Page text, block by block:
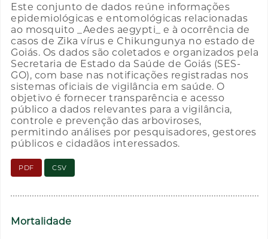
Este conjunto de dados reúne informações
epidemiológicas e entomológicas relacionadas
ao mosquito _Aedes aegypti_ e à ocorrência de
casos de Zika vírus e Chikungunya no estado de
Goiás. Os dados são coletados e organizados pela
Secretaria de Estado da Saúde de Goiás (SES-
GO), com base nas notificações registradas nos
sistemas oficiais de vigilância em saúde. O
objetivo é fornecer transparência e acesso
público a dados relevantes para a vigilância,
controle e prevenção das arboviroses,
permitindo análises por pesquisadores, gestores
públicos e cidadãos interessados.
PDF CSV
Mortalidade